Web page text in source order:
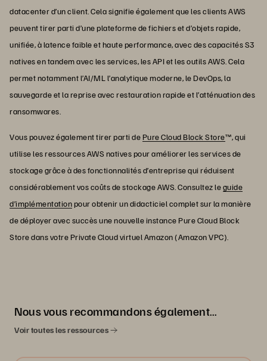
datacenter d’un client. Cela signifie également que les clients AWS
peuvent tirer parti d’une plateforme de fichiers et d’objets rapide,
unifiée, à latence faible et haute performance, avec des capacités S3
natives en tandem avec les services, les API et les outils AWS. Cela
permet notamment l’AI/ML l’analytique moderne, le DevOps, la
sauvegarde et la reprise avec restauration rapide et l’atténuation des
ransomwares.
Vous pouvez également tirer parti dePure Cloud Block Store™, qui
utilise les ressources AWS natives pour améliorer les services de
stockage grâce à des fonctionnalités d’entreprise qui réduisent
considérablement vos coûts de stockage AWS. Consultez leguide
d’implémentationpour obtenir un didacticiel complet sur la manière
de déployer avec succès une nouvelle instance Pure Cloud Block
Store dans votre Private Cloud virtuel Amazon (Amazon VPC).
Nous vous recommandons également…
Voir toutes les ressources